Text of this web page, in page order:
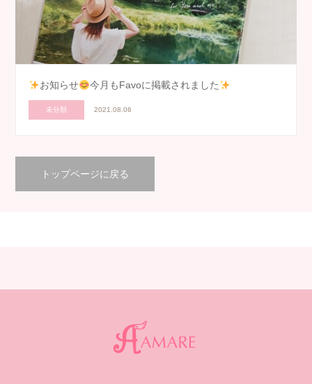
お知らせ 今月もFavoに掲載されました
未分類 2021.08.06
トップページに戻る